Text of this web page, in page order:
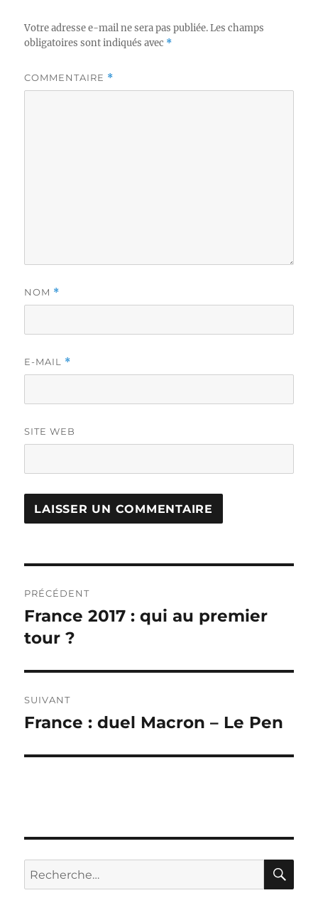
Votre adresse e-mail ne sera pas publiée. Les champs
obligatoires sont indiqués avec *
COMMENTAIRE *
NOM *
E-MAIL *
SITE WEB
de
l’article
PRÉCÉDENT
Publication
précédente :
France 2017 : qui au premier
tour ?
SUIVANT
Publication
France : duel Macron – Le Pen
Recherche
pour :